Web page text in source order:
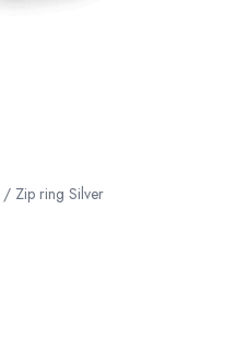
/ Zip ring Silver